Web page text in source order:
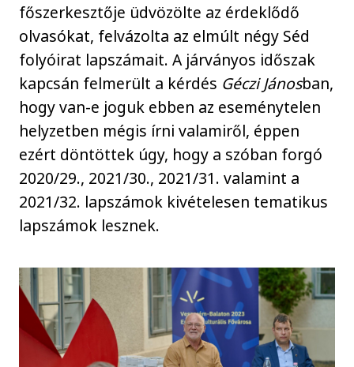
főszerkesztője üdvözölte az érdeklődő
olvasókat, felvázolta az elmúlt négy Séd
folyóirat lapszámait. A járványos időszak
kapcsán felmerült a kérdés Géczi Jánosban,
hogy van-e joguk ebben az eseménytelen
helyzetben mégis írni valamiről, éppen
ezért döntöttek úgy, hogy a szóban forgó
2020/29., 2021/30., 2021/31. valamint a
2021/32. lapszámok kivételesen tematikus
lapszámok lesznek.